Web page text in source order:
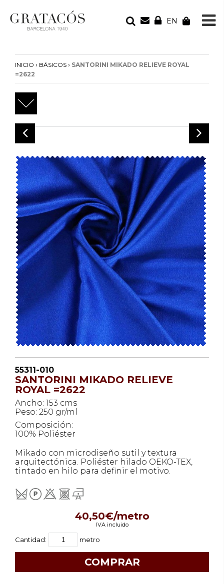
EN
Tu bolsa está vacía
INICIO › BÁSICOS › SANTORINI MIKADO RELIEVE ROYAL
=2622
55311-010
SANTORINI MIKADO RELIEVE
ROYAL =2622
Ancho: 153 cms
Peso: 250 gr/ml
Composición:
100% Poliéster
Mikado con microdiseño sutil y textura
arquitectónica. Poliéster hilado OEKO-TEX,
tintado en hilo para definir el motivo.
40,50€/metro
IVA incluido
Cantidad: metro